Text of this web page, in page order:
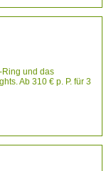
Ring und das
Ab 310 € p. P. für 3